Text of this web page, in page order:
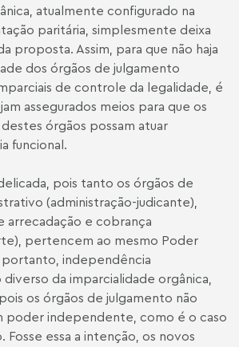
atualmente configurado na
paritária, simplesmente deixa
proposta. Assim, para que não haja
dos órgãos de julgamento
de controle da legalidade, é
assegurados meios para que os
órgãos possam atuar
funcional.
pois tanto os órgãos de
(administração-judicante),
arrecadação e cobrança
pertencem ao mesmo Poder
portanto, independência
da imparcialidade orgânica,
os órgãos de julgamento não
poder independente, como é o caso
Fosse essa a intenção, os novos